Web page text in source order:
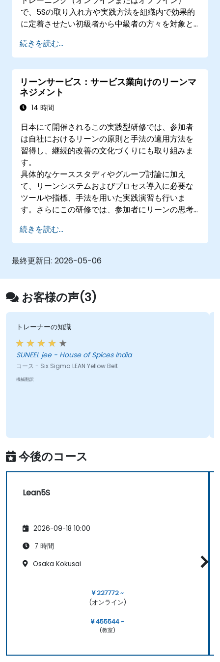
で、5Sの取り入れ方や実践方法を組織内で効果的
に定着させたい初級者から中級者の方々を対象と
続きを読む...
リーンサービス：サービス業向けのリーンマ
ネジメント
14 時間
日本にて開催されるこの実践型研修では、参加者
は自社におけるリーンの原則と手法の適用方法を
習得し、継続的改善の文化づくりにも取り組みま
す。
具体的なケーススタディやグループ討論に加え
て、リーンシステムおよびプロセス導入に必要な
ツールや指標、手法を用いた実践演習も行いま
す。さらにこの研修では、参加者にリーンの思考
続きを読む...
最終更新日: 2026-05-06
お客様の声(3)
トレーナーの知識
SUNEEL jee - House of Spices India
コース - Six Sigma LEAN Yellow Belt
機械翻訳
今後のコース
Lean5S
2026-09-18 10:00
7 時間
Osaka Kokusai
¥ 227772 ~
(オンライン)
¥ 455544 ~
(教室)